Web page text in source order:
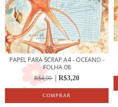
PAPEL PARA SCRAP A4 - OCEANO -
FOLHA 08
R$4,00 R$3,20